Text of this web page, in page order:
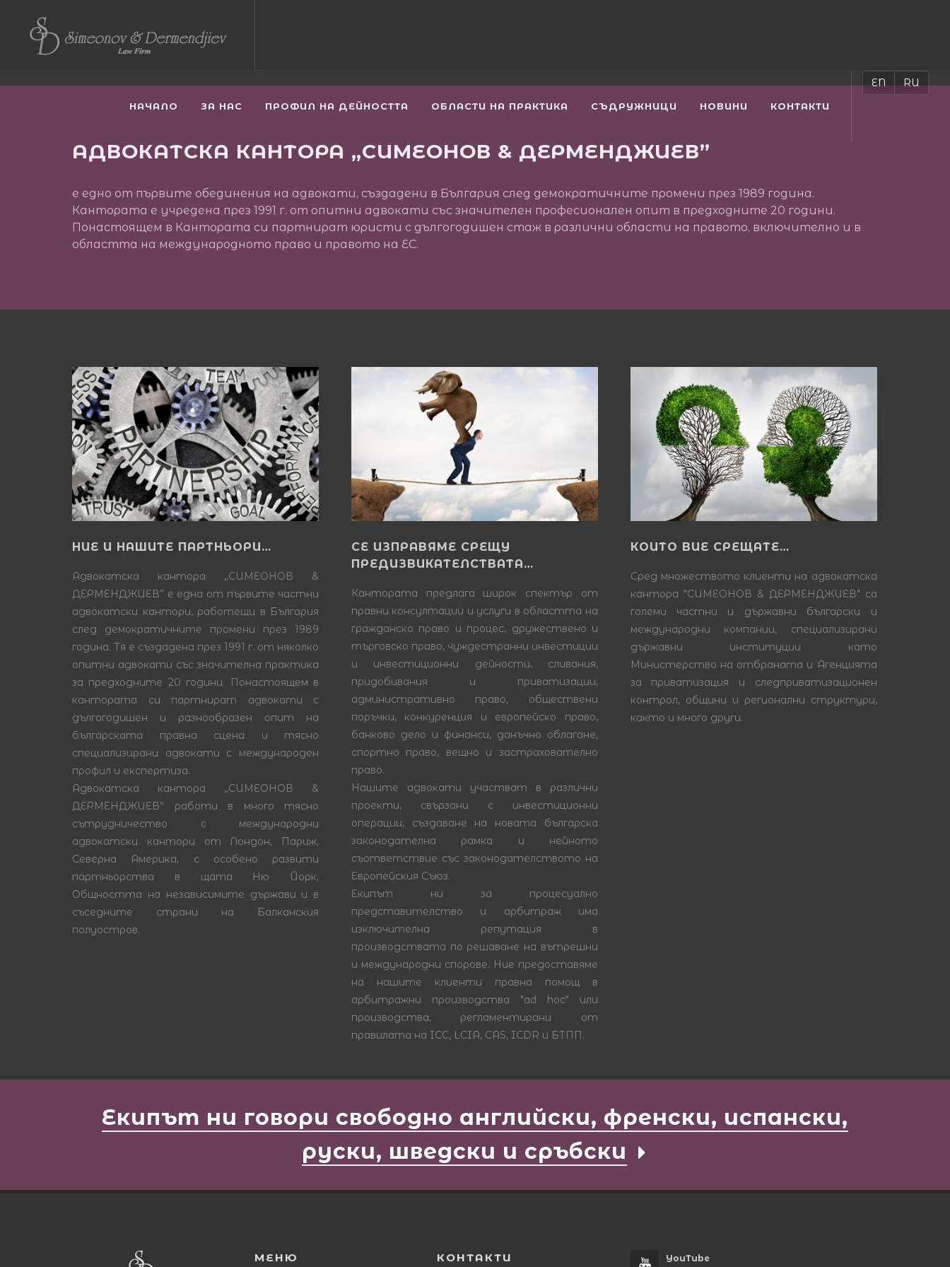
НАЧАЛО ЗА НАС ПРОФИЛ НА ДЕЙНОСТТА ОБЛАСТИ НА ПРАКТИКА СЪДРУЖНИЦИ НОВИНИ КОНТАКТИ
EN RU
АДВОКАТСКА КАНТОРА „СИМЕОНОВ & ДЕРМЕНДЖИЕВ”
е едно от първите обединения на адвокати, създадени в България след демократичните промени през 1989 година.
Кантората е учредена през 1991 г. от опитни адвокати със значителен професионален опит в предходните 20 години.
Понастоящем в Кантората си партнират юристи с дългогодишен стаж в различни области на правото, включително и в
областта на международното право и правото на ЕС.
НИЕ И НАШИТЕ ПАРТНЬОРИ…
Адвокатска кантора „СИМЕОНОВ &
ДЕРМЕНДЖИЕВ” е една от първите частни
адвокатски кантори, работещи в България
след демократичните промени през 1989
година. Тя е създадена през 1991 г. от няколко
опитни адвокати със значителна практика
за предходните 20 години. Понастоящем в
кантората си партнират адвокати с
дългогодишен и разнообразен опит на
българската правна сцена и тясно
специализирани адвокати с международен
профил и експертиза.
Адвокатска кантора „СИМЕОНОВ &
ДЕРМЕНДЖИЕВ” работи в много тясно
сътрудничество с международни
адвокатски кантори от Лондон, Париж,
Северна Америка, с особено развити
партньорства в щата Ню Йорк,
Общността на независимите държави и в
съседните страни на Балканския
полуостров.
СЕ ИЗПРАВЯМЕ СРЕЩУ
ПРЕДИЗВИКАТЕЛСТВАТА…
Кантората предлага широк спектър от
правни консултации и услуги в областта на
гражданско право и процес, дружествено и
търговско право, чуждестранни инвестиции
и инвестиционни дейности, сливания,
придобивания и приватизации,
административно право, обществени
поръчки, конкуренция и европейско право,
банково дело и финанси, данъчно облагане,
спортно право, вещно и застрахователно
право.
Нашите адвокати участват в различни
проекти, свързани с инвестиционни
операции, създаване на новата българска
законодателна рамка и нейното
съответствие със законодателството на
Европейския Съюз.
Екипът ни за процесуално
представителство и арбитраж има
изключителна репутация в
производствата по решаване на вътрешни
и международни спорове. Ние предоставяме
на нашите клиенти правна помощ в
арбитражни производства "ad hoc" или
производства, регламентирани от
правилата на ICC, LCIA, CAS, ICDR и БТПП.
КОИТО ВИЕ СРЕЩАТЕ…
Сред множеството клиенти на адвокатска
кантора "СИМЕОНОВ & ДЕРМЕНДЖИЕВ" са
големи частни и държавни български и
международни компании, специализирани
държавни институции като
Министерство на отбраната и Агенцията
за приватизация и следприватизационен
контрол, общини и регионални структури,
както и много други.
Екипът ни говори свободно aнглийски, френски, испански,
руски, шведски и сръбски
МЕНЮ КОНТАКТИ
YouTube